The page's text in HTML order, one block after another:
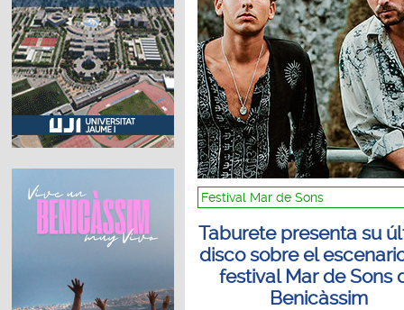
Festival Mar de Sons
Taburete presenta su
disco sobre el
festival Mar de Sons
Benicàssim